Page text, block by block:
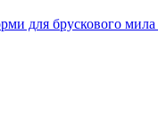
для брускового мила